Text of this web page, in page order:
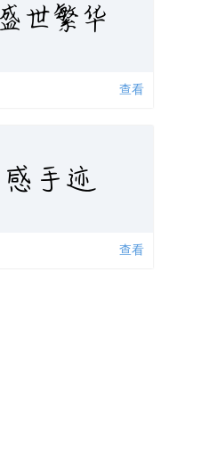
世繁华
查看
感手迹
查看